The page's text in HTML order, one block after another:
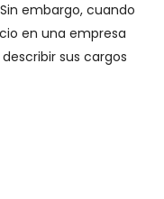
embargo, cuando
en una empresa
sus cargos